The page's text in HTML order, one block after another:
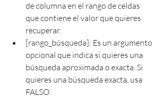
de columna en el rango de celdas
que contiene el valor que quieres
recuperar.
[rango_búsqueda]: Es un argumento
opcional que indica si quieres una
búsqueda aproximada o exacta. Si
quieres una búsqueda exacta, usa
FALSO.